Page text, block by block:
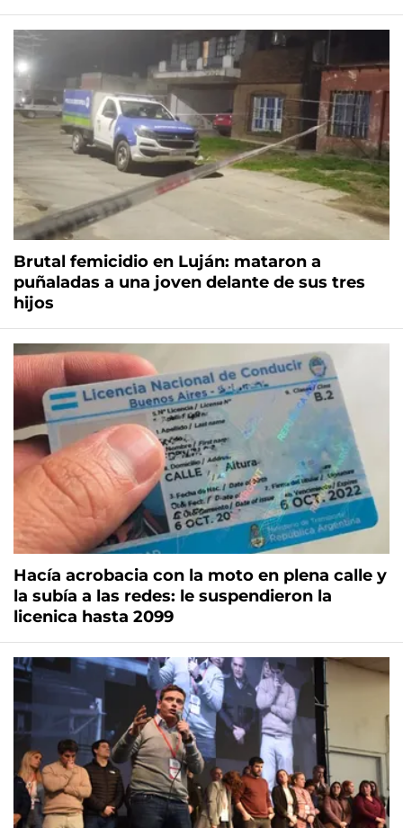
Brutal femicidio en Luján: mataron a
puñaladas a una joven delante de sus tres
hijos
Hacía acrobacia con la moto en plena calle y
la subía a las redes: le suspendieron la
licenica hasta 2099